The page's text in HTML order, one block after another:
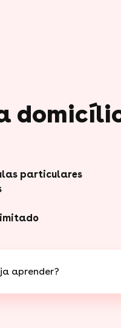
particulares
aprender?